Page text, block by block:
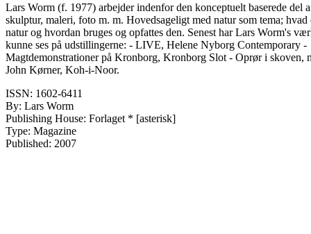
Lars Worm (f. 1977) arbejder indenfor den konceptuelt baserede del
skulptur, maleri, foto m. m. Hovedsageligt med natur som tema; hvad
natur og hvordan bruges og opfattes den. Senest har Lars Worm's
kunne ses på udstillingerne: - LIVE, Helene Nyborg Contemporary -
Magtdemonstrationer på Kronborg, Kronborg Slot - Oprør i skoven,
John Kørner, Koh-i-Noor.
ISSN: 1602-6411
By: Lars Worm
Publishing House: Forlaget * [asterisk]
Type: Magazine
Published: 2007